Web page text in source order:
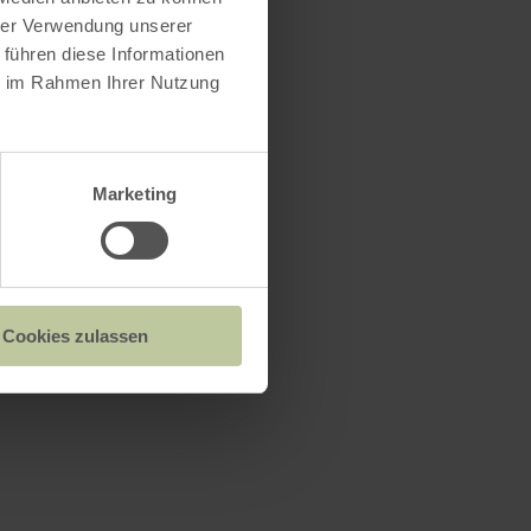
Verwendung unserer
diese Informationen
Rahmen Ihrer Nutzung
Marketing
Cookies zulassen